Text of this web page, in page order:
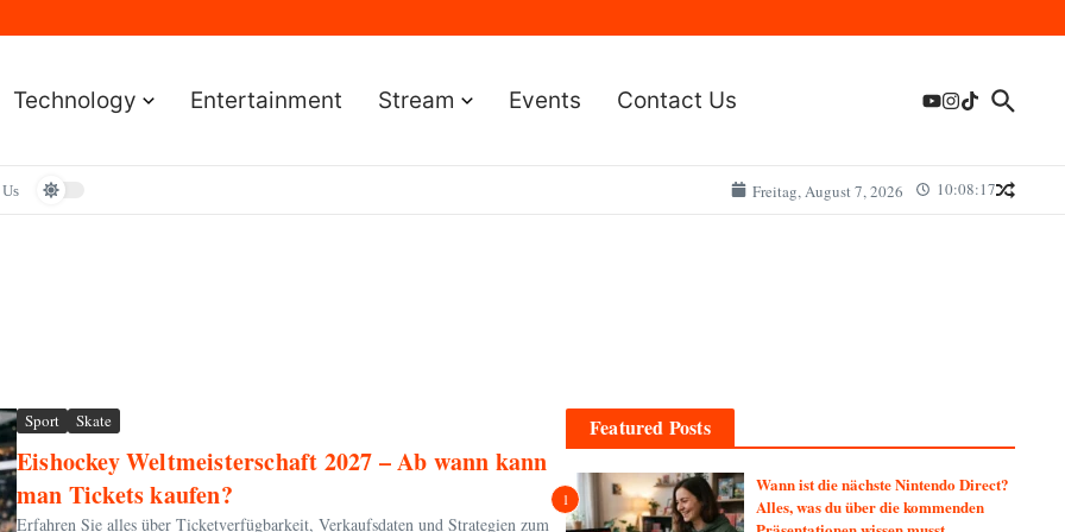
Leitfaden für Gamer
für Premium-Bildqualität
zum Vermögen und der Karriere
Technology Entertainment Stream Events Contact Us
Freitag, August 7, 2026 10:08:17
Sport Skate
Eishockey Weltmeisterschaft 2027 – Ab wann kann
man Tickets kaufen?
Erfahren Sie alles über Ticketverfügbarkeit, Verkaufsdaten und Strategien zum
Featured Posts
1
Wann ist die nächste Nintendo Direct?
Alles, was du über die kommenden